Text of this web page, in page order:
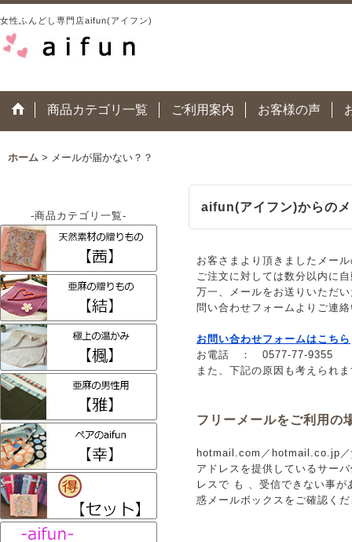
女性ふんどし専門店aifun(アイフン)
商品カテゴリ一覧 ご利用案内 お客様の声
ホーム > メールが届かない？？
-商品カテゴリ一覧-
aifun(アイフン)からの
お客さまより頂きましたメー
ご注文に対しては数分以内に
万一、メールをお送りいただ
問い合わせフォームよりご連
お問い合わせフォームはこちら
お電話 ： 0577-77-9355
また、下記の原因も考えられ
フリーメールをご利用の
hotmail.com／hotmail.co.jp
アドレスを提供しているサー
レスで も 、受信できない事
惑メールボックスをご確認く